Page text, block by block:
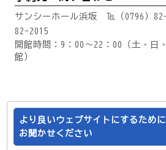
サンシーホール浜坂 ℡（0796）82-
82-2015
開館時間：9：00～22：00（土・日
館）
より良いウェブサイトにするため
お聞かせください